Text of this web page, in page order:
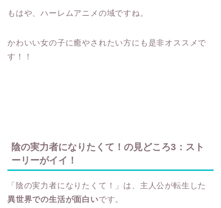
もはや、ハーレムアニメの域ですね。
かわいい女の子に癒やされたい方にも是非オススメで
す！！
陰の実力者になりたくて！の見どころ3：スト
ーリーがイイ！
「陰の実力者になりたくて！」は、主人公が転生した
異世界での生活が面白いです。